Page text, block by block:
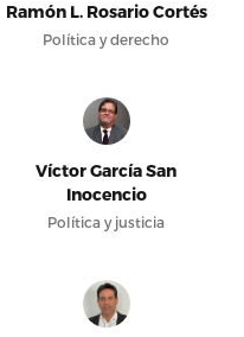
Ramón L. Rosario Cortés
Política y derecho
Víctor García San
Inocencio
Política y justicia